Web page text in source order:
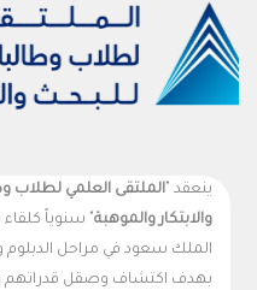
ينعقد "الملتقى العلمي لطلاب
والابتكار والموهبة" سنوياً
الملك سعود في مراحل الدبلوم
بهدف اكتشاف وصقل قدراتهم